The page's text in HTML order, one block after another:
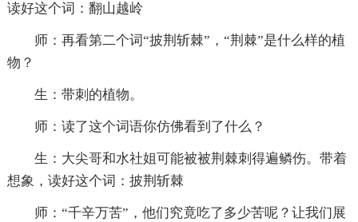
读好这个词：翻山越岭
师：再看第二个词“披荆斩棘”，“荆棘”是什么样的植
物？
生：带刺的植物。
师：读了这个词语你仿佛看到了什么？
生：大尖哥和水社姐可能被被荆棘刺得遍鳞伤。带着
想象，读好这个词：披荆斩棘
师：“千辛万苦”，他们究竟吃了多少苦呢？让我们展